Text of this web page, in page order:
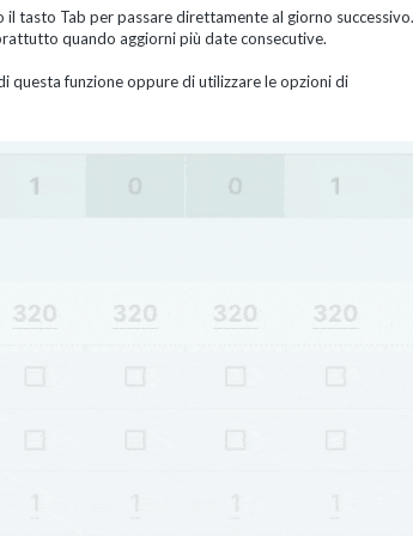
tasto Tab per passare direttamente al giorno successivo.
quando aggiorni più date consecutive.
questa funzione oppure di utilizzare le opzioni di